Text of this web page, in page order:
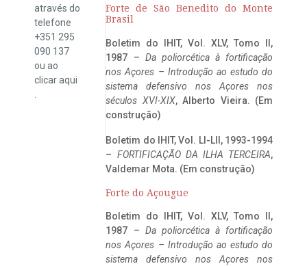
através do
telefone
+351 295
090 137
ou ao
clicaraqui
Forte de São Benedito do Monte
Brasil
Boletim do IHIT, Vol. XLV, Tomo II,
1987 – Da poliorcética à fortificação
nos Açores – Introdução ao estudo do
sistema defensivo nos Açores nos
séculos XVI-XIX, Alberto Vieira. (Em
construção)
Boletim do IHIT, Vol. LI-LII, 1993-1994
– FORTIFICAÇÃO DA ILHA TERCEIRA,
Valdemar Mota. (Em construção)
Forte do Açougue
Boletim do IHIT, Vol. XLV, Tomo II,
1987 – Da poliorcética à fortificação
nos Açores – Introdução ao estudo do
sistema defensivo nos Açores nos